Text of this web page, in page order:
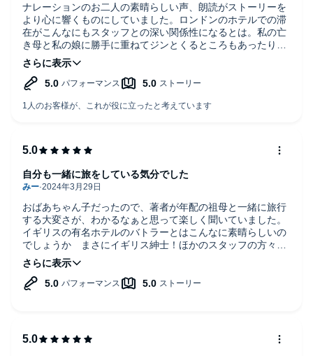
ナレーションのお二人の素晴らしい声、朗読がストーリーを
より心に響くものにしていました。ロンドンのホテルでの滞
在がこんなにもスタッフとの深い関係性になるとは。私の亡
き母と私の娘に勝手に重ねてジンとくるところもあったり。
お婆様のお姿を想像しながら最後まで感動し涙しました。ご
自身の若き日の宝物の思い出を本にして分かち合ってくださ
った著者に心から感謝します。
おばあちゃん子だったので、著者が年配の祖母と一緒に旅行
する大変さが、わかるなぁと思って楽しく聞いていました。
イギリスの有名ホテルのバトラーとはこんなに素晴らしいの
でしょうか まさにイギリス紳士！ほかのスタッフの方々も
本当に素晴らしい！いつかこんなホテルに宿泊してみたいな
と思いました。
著者の大切な人に会わせてあげたくてバトラーティムが兄弟
に言われた言葉に私もハッとさせられながら、一緒にイギリ
スを旅した気持ちでした。
自分も一緒に旅をしている気分でした